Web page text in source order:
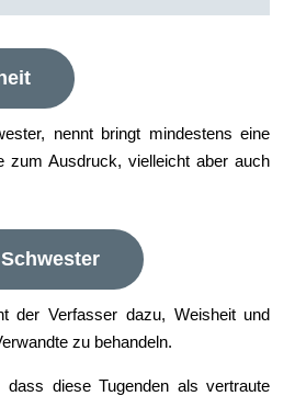
nennt bringt mindestens eine
zum Ausdruck, vielleicht aber auch
der Verfasser dazu, Weisheit und
zu behandeln.
dass diese Tugenden als vertraute